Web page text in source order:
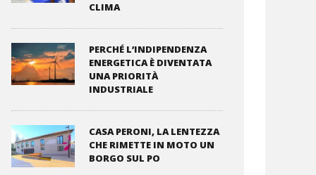
CLIMA
PERCHÉ L’INDIPENDENZA
ENERGETICA È DIVENTATA
UNA PRIORITÀ
INDUSTRIALE
CASA PERONI, LA LENTEZZA
CHE RIMETTE IN MOTO UN
BORGO SUL PO